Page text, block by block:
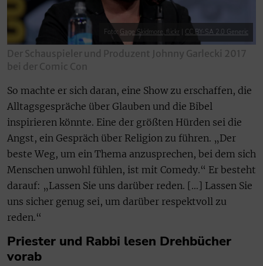
Foto: Gage Skidmore, flickr CC BY-SA 2.0 Generic
Der Schauspieler und Produzent Johnny Garlecki 2017
bei der Comic Con
So machte er sich daran, eine Show zu erschaffen, die
Alltagsgespräche über Glauben und die Bibel
inspirieren könnte. Eine der größten Hürden sei die
Angst, ein Gespräch über Religion zu führen. „Der
beste Weg, um ein Thema anzusprechen, bei dem sich
Menschen unwohl fühlen, ist mit Comedy.“ Er besteht
darauf: „Lassen Sie uns darüber reden. […] Lassen Sie
uns sicher genug sei, um darüber respektvoll zu
reden.“
Priester und Rabbi lesen Drehbücher
vorab